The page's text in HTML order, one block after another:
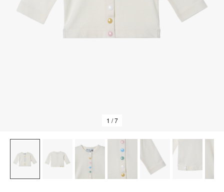
1 / 7